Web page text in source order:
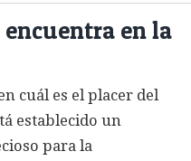
encuentra en la
cuál es el placer del
establecido un
para la